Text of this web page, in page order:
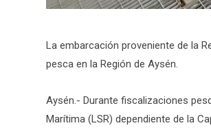
La embarcación proveniente de la
pesca en la Región de Aysén.
Aysén.- Durante fiscalizaciones
Marítima (LSR) dependiente de la